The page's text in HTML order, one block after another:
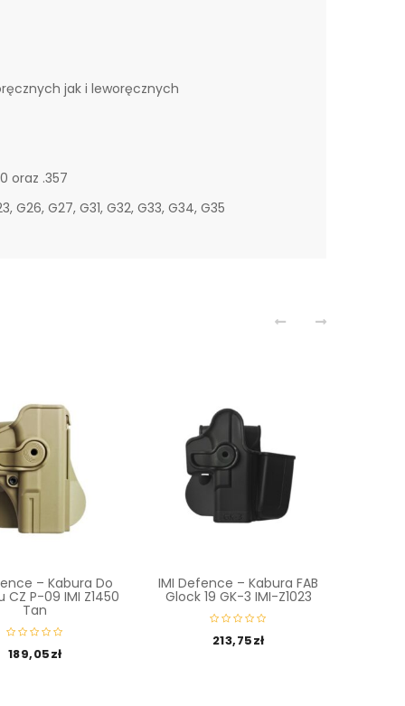
jak i leworęcznych
oraz .357
G27, G31, G32, G33, G34, G35
– Kabura Do
CZ P-09 IMI Z1450
Tan
189,05zł
IMI Defence – Kabura FAB
Glock 19 GK-3 IMI-Z1023
213,75zł